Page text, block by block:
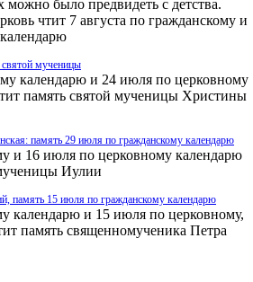
можно было предвидеть с детства.
чтит 7 августа по гражданскому и
мученицы
календарю и 24 июля по церковному
память святой мученицы Христины
память 29 июля по гражданскому календарю
и 16 июля по церковному календарю
Иулии
память 15 июля по гражданскому календарю
календарю и 15 июля по церковному,
память священномученика Петра